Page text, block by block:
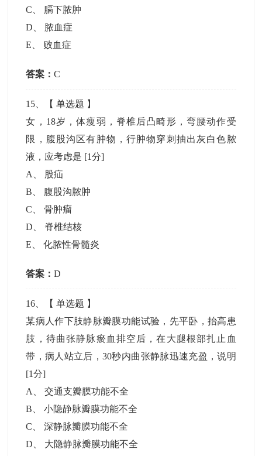
C
膈下脓肿
D
脓血症
E
败血症
答案：C
15 、【单选题 】
女，18岁，体瘦弱，脊椎后凸畸形，弯腰动作受
限，腹股沟区有肿物，行肿物穿刺抽出灰白色脓
液，应考虑是 [1分]
A
股疝
B
腹股沟脓肿
C 、骨肿瘤
D
脊椎结核
E 、化脓性骨髓炎
答案：D
16 、【单选题 】
某病人作下肢静脉瓣膜功能试验，先平卧，抬高患
肢，待曲张静脉瘀血排空后，在大腿根部扎止血
带，病人站立后，30秒内曲张静脉迅速充盈，说明
[1分]
A
、交通支瓣膜功能不全
B 、小隐静脉瓣膜功能不全
C 、深静脉瓣膜功能不全
D
大隐静脉瓣膜功能不全